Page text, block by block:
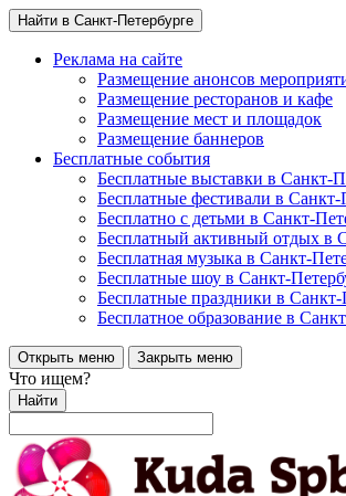
Найти в Санкт-Петербурге
Реклама на сайте
Размещение анонсов
Размещение ресторанов и кафе
Размещение мест и площадок
Размещение баннеров
Бесплатные события
Бесплатные выставки в Санкт-
Бесплатные фестивали в Санкт-
Бесплатно с детьми в Санкт-
Бесплатный активный отдых в
Бесплатная музыка в Санкт-
Бесплатные шоу в Санкт-
Бесплатные праздники в Санкт-
Бесплатное образование в
Открыть меню Закрыть меню
Что ищем?
Найти